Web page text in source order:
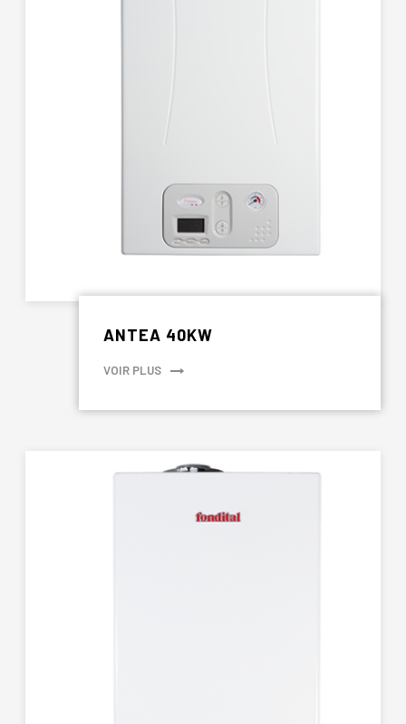
ANTEA 40KW
VOIR PLUS